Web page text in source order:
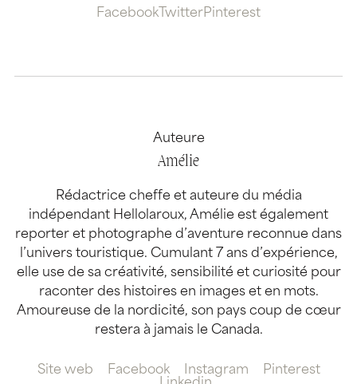
Facebook TwitterPinterest
Auteure
Amélie
Rédactrice cheffe et auteure du média
indépendant Hellolaroux, Amélie est également
reporter et photographe d’aventure reconnue dans
l’univers touristique. Cumulant 7 ans d’expérience,
elle use de sa créativité, sensibilité et curiosité pour
raconter des histoires en images et en mots.
Amoureuse de la nordicité, son pays coup de cœur
restera à jamais le Canada.
Site web Facebook Instagram
Pinterest